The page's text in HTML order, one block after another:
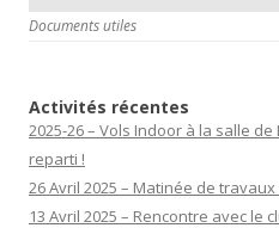
Documents utiles
Activités récentes
2025-26 – Vols Indoor à la salle
reparti !
26 Avril 2025 – Matinée de
13 Avril 2025 – Rencontre avec le